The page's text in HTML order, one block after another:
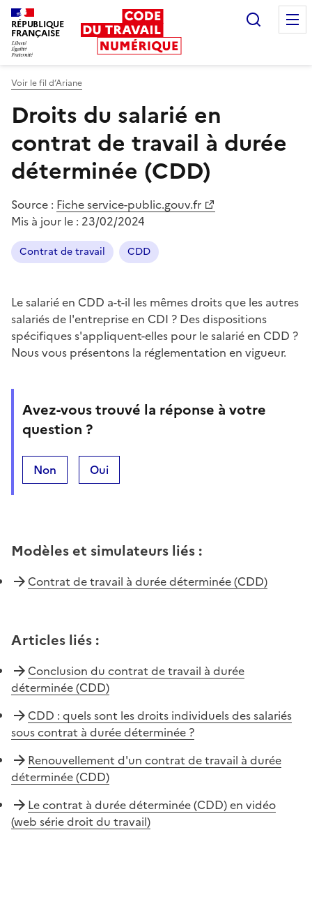
RÉPUBLIQUE
FRANÇAISE
Voir le fil d’Ariane
Droits du salarié en
contrat de travail à durée
déterminée (CDD)
Source : Fiche service-public.gouv.fr
Mis à jour le : 23/02/2024
Contrat de travail CDD
Le salarié en CDD a-t-il les mêmes droits que les autres
salariés de l'entreprise en CDI ? Des dispositions
spécifiques s'appliquent-elles pour le salarié en CDD ?
Nous vous présentons la réglementation en vigueur.
Avez-vous trouvé la réponse à votre
question ?
Non Oui
Modèles et simulateurs liés :
Contrat de travail à durée déterminée (CDD)
Articles liés :
Conclusion du contrat de travail à durée
déterminée (CDD)
CDD : quels sont les droits individuels des salariés
sous contrat à durée déterminée ?
Renouvellement d'un contrat de travail à durée
déterminée (CDD)
Le contrat à durée déterminée (CDD) en vidéo
(web série droit du travail)